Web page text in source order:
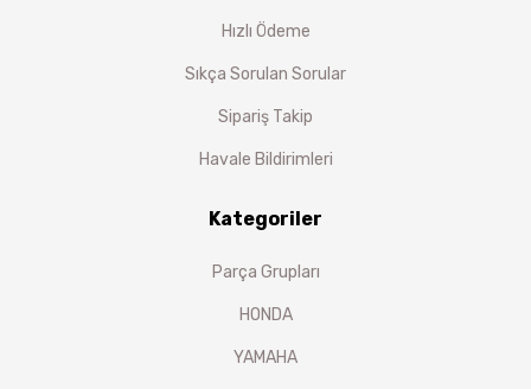
Hızlı Ödeme
Sıkça Sorulan Sorular
Sipariş Takip
Havale Bildirimleri
Kategoriler
Parça Grupları
HONDA
YAMAHA